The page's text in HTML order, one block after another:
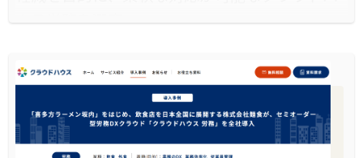
入退職や給与明細などの業務が紙中心で手間・
時間・コストがかかり、業務効率と利便性に課
題があった。